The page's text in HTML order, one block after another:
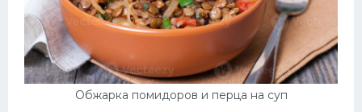
Обжарка помидоров и перца на суп